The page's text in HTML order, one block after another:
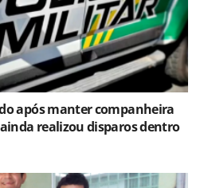
após manter companheira
realizou disparos dentro